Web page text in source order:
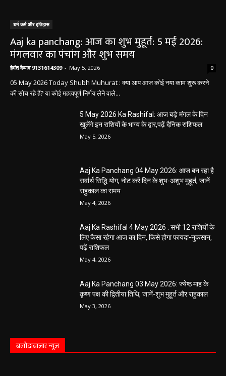
धर्म कर्म और इतिहास
Aaj ka panchang: आज का शुभ मुहूर्त: 5 मई 2026:
मंगलवार का पंचांग और शुभ समय
हेमंत वैष्णव 9131614309 - May 5, 2026 0
05 May 2026 Today Shubh Muhurat : क्या आप आज कोई नया काम शुरू करने
की सोच रहे हैं? या कोई महत्वपूर्ण निर्णय लेने वाले...
5 May 2026 Ka Rashifal: आज बड़े मंगल के दिन
खुलेंगे इन राशियों के भाग्य के द्वार,पढ़ें दैनिक राशिफल
May 5, 2026
Aaj Ka Panchang 04 May 2026: आज बन रहा है
सर्वार्थ सिद्धि योग, नोट करें दिन के शुभ-अशुभ मुहूर्त, जानें
राहुकाल का समय
May 4, 2026
Aaj Ka Rashifal 4 May 2026 : सभी 12 राशियों के
लिए कैसा रहेगा आज का दिन, किसे होगा फायदा-नुकसान,
पढ़ें राशिफल
May 4, 2026
Aaj Ka Panchang 03 May 2026: ज्येष्ठ माह के
कृष्ण पक्ष की द्वितीया तिथि, जानें-शुभ मुहूर्त और राहुकाल
May 3, 2026
बलौदाबाज़ार न्यूज़